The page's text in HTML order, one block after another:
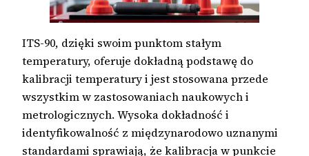
ITS-90, dzięki swoim punktom stałym
temperatury, oferuje dokładną podstawę do
kalibracji temperatury i jest stosowana przede
wszystkim w zastosowaniach naukowych i
metrologicznych. Wysoka dokładność i
identyfikowalność z międzynarodowo uznanymi
standardami sprawiają, że kalibracja w punkcie